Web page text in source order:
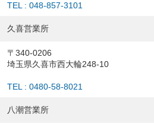
TEL : 048-857-3101
久喜営業所
〒340-0206
埼玉県久喜市西大輪248-10
TEL : 0480-58-8021
八潮営業所